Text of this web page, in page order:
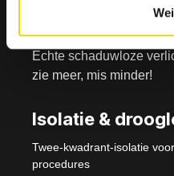
Echte schaduwloze
zie meer, mis minder!
Isolatie &
Twee-kwadrant-isolatie
procedures